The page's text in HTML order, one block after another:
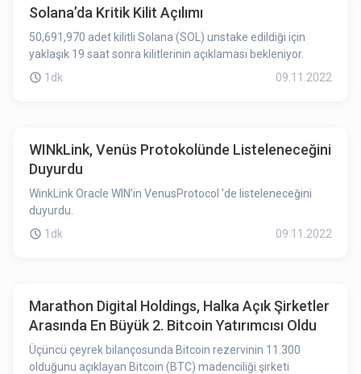
Solana’da Kritik Kilit Açılımı
50,691,970 adet kilitli Solana (SOL) unstake edildiği için
yaklaşık 19 saat sonra kilitlerinin açıklaması bekleniyor.
1dk
09.11.2022
WINkLink, Venüs Protokolünde Listeleneceğini
Duyurdu
WinkLink Oracle WIN’in VenusProtocol 'de listeleneceğini
duyurdu.
1dk
09.11.2022
Marathon Digital Holdings, Halka Açık Şirketler
Arasında En Büyük 2. Bitcoin Yatırımcısı Oldu
Üçüncü çeyrek bilançosunda Bitcoin rezervinin 11.300
olduğunu açıklayan Bitcoin (BTC) madenciliği şirketi